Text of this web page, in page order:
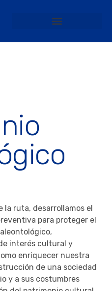
ruta, desarrollamos el
para proteger el
interés cultural y
enriquecer nuestra
de una sociedad
y a sus costumbres